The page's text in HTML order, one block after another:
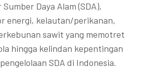
Daya Alam (SDA),
energi, kelautan/perikanan,
sawit yang memotret
hingga kelindan kepentingan
SDA di Indonesia.